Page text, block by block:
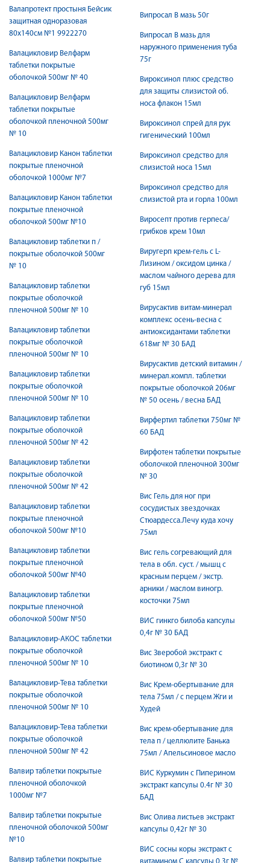
Валапротект простыня Бейсик
защитная одноразовая
80х140см №1 9922270
Валацикловир Велфарм
таблетки покрытые
оболочкой 500мг № 40
Валацикловир Велфарм
таблетки покрытые
оболочкой пленочной 500мг
№ 10
Валацикловир Канон таблетки
покрытые пленочной
оболочкой 1000мг №7
Валацикловир Канон таблетки
покрытые пленочной
оболочкой 500мг №10
Валацикловир таблетки п /
покрытые оболочкой 500мг
№ 10
Валацикловир таблетки
покрытые оболочкой
пленочной 500мг № 10
Валацикловир таблетки
покрытые оболочкой
пленочной 500мг № 10
Валацикловир таблетки
покрытые оболочкой
пленочной 500мг № 10
Валацикловир таблетки
покрытые оболочкой
пленочной 500мг № 42
Валацикловир таблетки
покрытые оболочкой
пленочной 500мг № 42
Валацикловир таблетки
покрытые пленочной
оболочкой 500мг №10
Валацикловир таблетки
покрытые пленочной
оболочкой 500мг №40
Валацикловир таблетки
покрытые пленочной
оболочкой 500мг №50
Валацикловир-АКОС таблетки
покрытые оболочкой
пленочной 500мг № 10
Валацикловир-Тева таблетки
покрытые оболочкой
пленочной 500мг № 10
Валацикловир-Тева таблетки
покрытые оболочкой
пленочной 500мг № 42
Валвир таблетки покрытые
пленочной оболочкой
1000мг №7
Валвир таблетки покрытые
пленочной оболочкой 500мг
№10
Валвир таблетки покрытые
Випросал В мазь 50г
Випросал В мазь для
наружного применения туба
75г
Вироксинол плюс средство
для защиты слизистой об.
носа флакон 15мл
Вироксинол спрей для рук
гигенический 100мл
Вироксинол средство для
слизистой носа 15мл
Вироксинол средство для
слизистой рта и горла 100мл
Виросепт против герпеса/
грибков крем 10мл
Виругерп крем-гель с L-
Лизином / оксидом цинка /
маслом чайного дерева для
губ 15мл
Вирусактив витам-минерал
комплекс осень-весна с
антиоксидантами таблетки
618мг № 30 БАД
Вирусактив детский витамин /
минерал.компл. таблетки
покрытые оболочкой 206мг
№ 50 осень / весна БАД
Вирфертил таблетки 750мг №
60 БАД
Вирфотен таблетки покрытые
оболочкой пленочной 300мг
№ 30
Вис Гель для ног при
сосудистых звездочках
Стюардесса.Лечу куда хочу
75мл
Вис гель согревающий для
тела в обл. суст. / мышц с
красным перцем / экстр.
арники / маслом виногр.
косточки 75мл
ВИС гинкго билоба капсулы
0,4г № 30 БАД
Вис Зверобой экстракт с
биотином 0,3г № 30
Вис Крем-обертывание для
тела 75мл / с перцем Жги и
Худей
Вис крем-обертывание для
тела п / целлюлите Банька
75мл / Апельсиновое масло
ВИС Куркумин с Пиперином
экстракт капсулы 0.4г № 30
БАД
Вис Олива листьев экстракт
капсулы 0,42г № 30
ВИС сосны коры экстракт с